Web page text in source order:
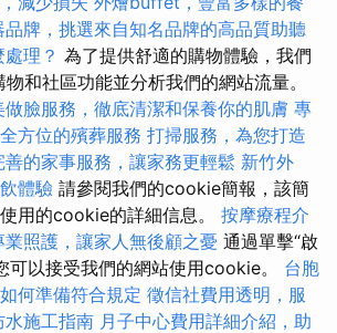
品牌，挑選來自知名品牌的高品質助聽
理？ 為了提供舒適的購物體驗，我們
和社區功能並分析我們的網站流量。
做臉服務，徹底清潔和保養你的肌膚 專
方位的殯葬服務 打掃服務，為您打造
善的家事服務，讓家務更輕鬆 新竹外
體驗 請參閱我們的cookie簡報，該簡
用的cookie的詳細信息。 按摩療程介
照護，讓家人無後顧之憂 通過單擊“啟
可以接受我們的網站使用cookie。 台胞
何準備符合規定 徵信社費用透明，服
水施工指南 月子中心費用詳細介紹，助